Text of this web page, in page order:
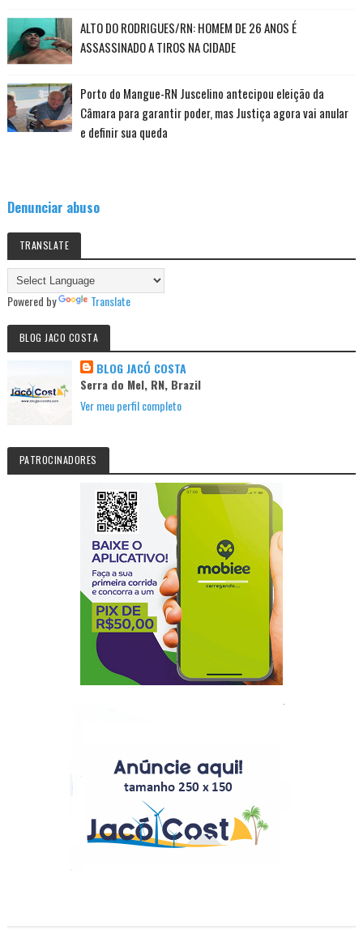
ALTO DO RODRIGUES/RN: HOMEM DE 26 ANOS É
ASSASSINADO A TIROS NA CIDADE
Porto do Mangue-RN Juscelino antecipou eleição da
Câmara para garantir poder, mas Justiça agora vai anular
e definir sua queda
Denunciar abuso
TRANSLATE
Powered by Translate
BLOG JACO COSTA
BLOG JACÓ COSTA
Serra do Mel, RN, Brazil
Ver meu perfil completo
PATROCINADORES